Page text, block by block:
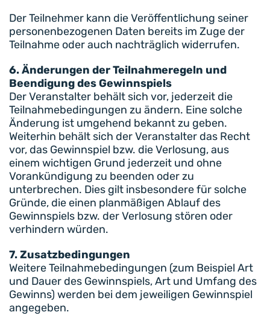
Der Teilnehmer kann die Veröffentlichung seiner
personenbezogenen Daten bereits im Zuge der
Teilnahme oder auch nachträglich widerrufen.
6. Änderungen der Teilnahmeregeln und
Beendigung des Gewinnspiels
Der Veranstalter behält sich vor, jederzeit die
Teilnahmebedingungen zu ändern. Eine solche
Änderung ist umgehend bekannt zu geben.
Weiterhin behält sich der Veranstalter das Recht
vor, das Gewinnspiel bzw. die Verlosung, aus
einem wichtigen Grund jederzeit und ohne
Vorankündigung zu beenden oder zu
unterbrechen. Dies gilt insbesondere für solche
Gründe, die einen planmäßigen Ablauf des
Gewinnspiels bzw. der Verlosung stören oder
verhindern würden.
7. Zusatzbedingungen
Weitere Teilnahmebedingungen (zum Beispiel Art
und Dauer des Gewinnspiels, Art und Umfang des
Gewinns) werden bei dem jeweiligen Gewinnspiel
angegeben.